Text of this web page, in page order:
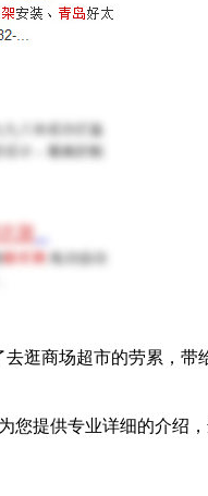
逛商场超市的劳累，
提供专业详细的介绍，